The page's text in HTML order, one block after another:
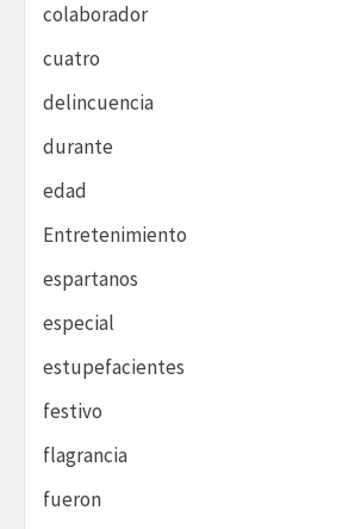
colaborador
cuatro
delincuencia
durante
edad
Entretenimiento
espartanos
especial
estupefacientes
festivo
flagrancia
fueron